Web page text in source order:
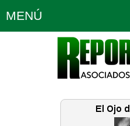
MENÚ
Política
Planeta